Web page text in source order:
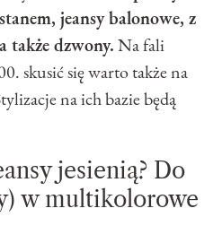
jeansy balonowe, z
także dzwony.Na fali
skusić się warto także na
na ich bazie będą
jesienią? Do
w multikolorowe